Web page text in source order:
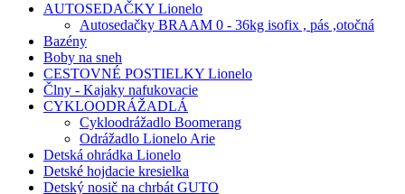
AUTOSEDAČKY Lionelo
Autosedačky BRAAM 0 - 36kg isofix , pás ,otočná
Bazény
Boby na sneh
CESTOVNÉ POSTIELKY Lionelo
Člny - Kajaky nafukovacie
CYKLOODRÁŽADLÁ
Cykloodrážadlo Boomerang
Odrážadlo Lionelo Arie
Detská ohrádka Lionelo
Detské hojdacie kresielka
Detský nosič na chrbát GUTO